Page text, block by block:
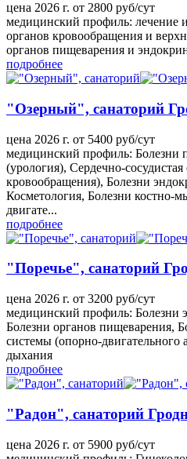
цена 2026 г. от 2800 руб/сут
медицинский профиль: лечение
органов кровообращения и
органов пищеварения и
подробнее
"Озерный", санаторий
цена 2026 г. от 5400 руб/сут
медицинский профиль: Болезни
(урология), Сердечно-сосудистая
кровообращения), Болезни
Косметология, Болезни костно-
двигате...
подробнее
"Поречье", санаторий
цена 2026 г. от 3200 руб/сут
медицинский профиль: Болезни
Болезни органов пищеварения,
системы (опорно-двигательного
дыхания
подробнее
"Радон", санаторий
цена 2026 г. от 5900 руб/сут